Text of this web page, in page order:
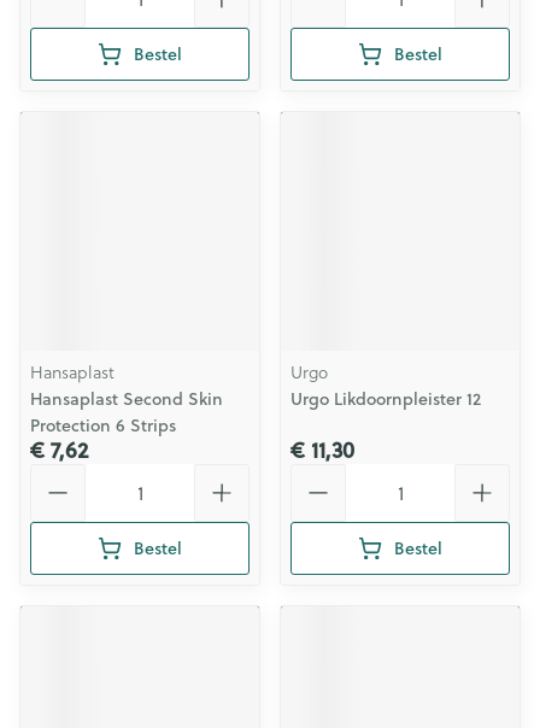
Bestel Bestel
Hansaplast
Hansaplast Second Skin
Protection 6 Strips
€ 7,62
Bestel
Urgo
Urgo Likdoornpleister 12
€ 11,30
Bestel